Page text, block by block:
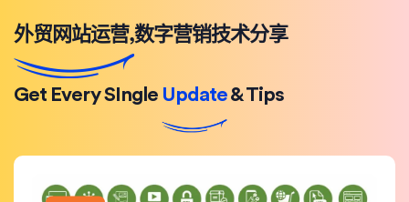
外贸网站运营,数字营销技术分享
Get Every SIngle Update& Tips